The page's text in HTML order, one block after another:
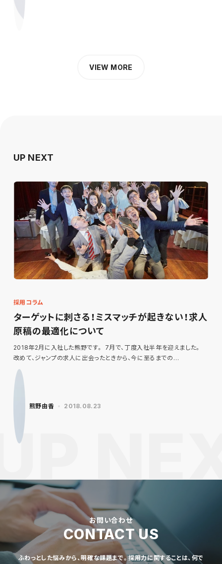
VIEW MORE
UP NEXT
採用コラム
ターゲットに刺さる！ミスマッチが起きない！求人
原稿の最適化について
2018年2月に入社した熊野です。 7月で、丁度入社半年を迎えました。
改めて、ジャンプの求人に出会ったときから、今に至るまでの…
熊野由香 2018.08.23
お問い合わせ
CONTACT US
ふわっとした悩みから、明確な課題まで。採用力に関することは、何で